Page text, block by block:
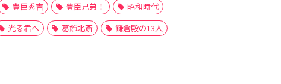
豊臣秀吉
豊臣兄弟！
昭和時代
光る君へ
葛飾北斎 鎌倉殿の13人